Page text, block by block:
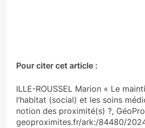
Pour citer cet article :
ILLE-ROUSSEL Marion « Le
l’habitat (social) et les soins
notion des proximité(s) ?,
geoproximites.fr/ark:/84480/